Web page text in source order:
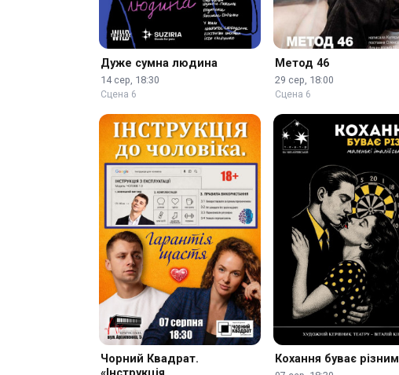
Дуже сумна людина
14 сер, 18:30
Сцена 6
Метод 46
29 сер, 18:00
Сцена 6
Чорний Квадрат.
Кохання буває різним